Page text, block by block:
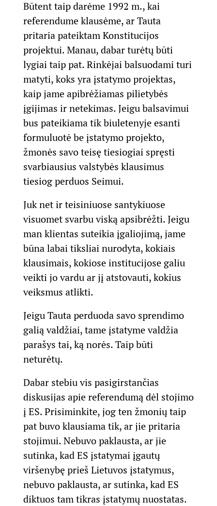
Būtent taip darėme 1992 m., kai
referendume klausėme, ar Tauta
pritaria pateiktam Konstitucijos
projektui. Manau, dabar turėtų būti
lygiai taip pat. Rinkėjai balsuodami turi
matyti, koks yra įstatymo projektas,
kaip jame apibrėžiamas pilietybės
įgijimas ir netekimas. Jeigu balsavimui
bus pateikiama tik biuletenyje esanti
formuluotė be įstatymo projekto,
žmonės savo teisę tiesiogiai spręsti
svarbiausius valstybės klausimus
tiesiog perduos Seimui.
Juk net ir teisiniuose santykiuose
visuomet svarbu viską apsibrėžti. Jeigu
man klientas suteikia įgaliojimą, jame
būna labai tiksliai nurodyta, kokiais
klausimais, kokiose institucijose galiu
veikti jo vardu ar jį atstovauti, kokius
veiksmus atlikti.
Jeigu Tauta perduoda savo sprendimo
galią valdžiai, tame įstatyme valdžia
parašys tai, ką norės. Taip būti
neturėtų.
Dabar stebiu vis pasigirstančias
diskusijas apie referendumą dėl stojimo
į ES. Prisiminkite, jog ten žmonių taip
pat buvo klausiama tik, ar jie pritaria
stojimui. Nebuvo paklausta, ar jie
sutinka, kad ES įstatymai įgautų
viršenybę prieš Lietuvos įstatymus,
nebuvo paklausta, ar sutinka, kad ES
diktuos tam tikras įstatymų nuostatas.